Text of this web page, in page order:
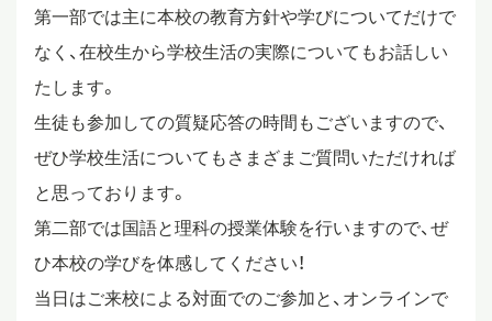
ニュース
教員ブログ
在校生・保護者・卒業生の方へ
第一部では主に本校の教育方針や学びについてだけで
なく、在校生から学校生活の実際についてもお話しい
たします。
生徒も参加しての質疑応答の時間もございますので、
ぜひ学校生活についてもさまざまご質問いただければ
と思っております。
第二部では国語と理科の授業体験を行いますので、ぜ
ひ本校の学びを体感してください！
当日はご来校による対面でのご参加と、オンラインで